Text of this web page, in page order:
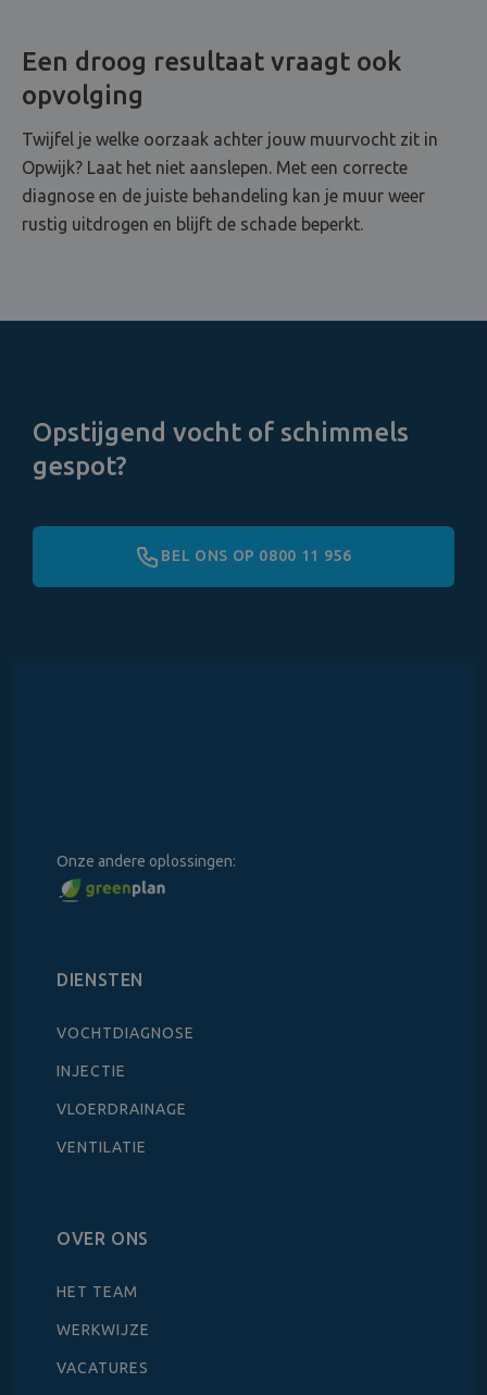
Een droog resultaat vraagt ook
opvolging
Twijfel je welke oorzaak achter jouw muurvocht zit in
Opwijk? Laat het niet aanslepen. Met een correcte
diagnose en de juiste behandeling kan je muur weer
rustig uitdrogen en blijft de schade beperkt.
Opstijgend vocht of schimmels
gespot?
BEL ONS OP 0800 11 956
Onze andere oplossingen:
DIENSTEN
VOCHTDIAGNOSE
INJECTIE
VLOERDRAINAGE
VENTILATIE
OVER ONS
HET TEAM
WERKWIJZE
VACATURES